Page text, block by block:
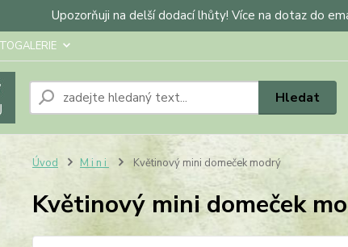
Upozorňuji na delší dodací lhůty! Více na dotaz do
Hledat
Úvod M i n i Květinový mini domeček modrý
Květinový mini domeček